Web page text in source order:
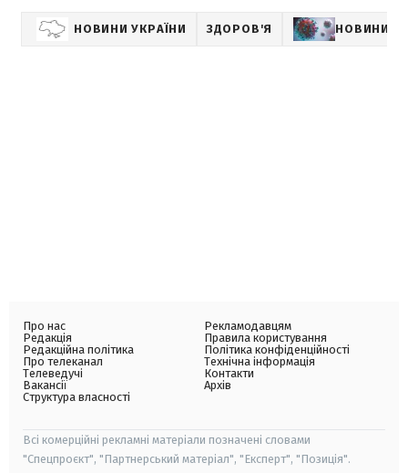
НОВИНИ УКРАЇНИ ЗДОРОВ'Я НОВИНИ
Про нас
Редакція
Редакційна політика
Про телеканал
Телеведучі
Вакансії
Структура власності
Рекламодавцям
Правила користування
Політика конфіденційності
Технічна інформація
Контакти
Архів
Всі комерційні рекламні матеріали позначені словами
"Спецпроєкт", "Партнерський матеріал", "Експерт", "Позиція".